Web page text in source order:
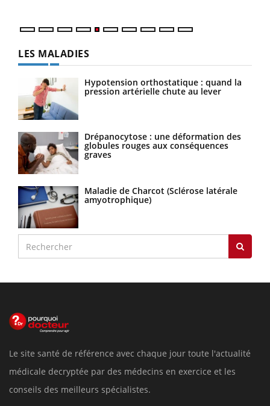
LES MALADIES
Hypotension orthostatique : quand la
pression artérielle chute au lever
Drépanocytose : une déformation des
globules rouges aux conséquences
graves
Maladie de Charcot (Sclérose latérale
amyotrophique)
Le site santé de référence avec chaque jour toute l'actualité
médicale decryptée par des médecins en exercice et les
conseils des meilleurs spécialistes.